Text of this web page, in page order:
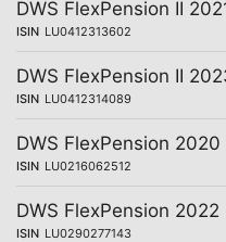
DWS FlexPension II
ISIN LU0412313602
DWS FlexPension II
ISIN LU0412314089
DWS FlexPension 2020
ISIN LU0216062512
DWS FlexPension 2022
ISIN LU0290277143